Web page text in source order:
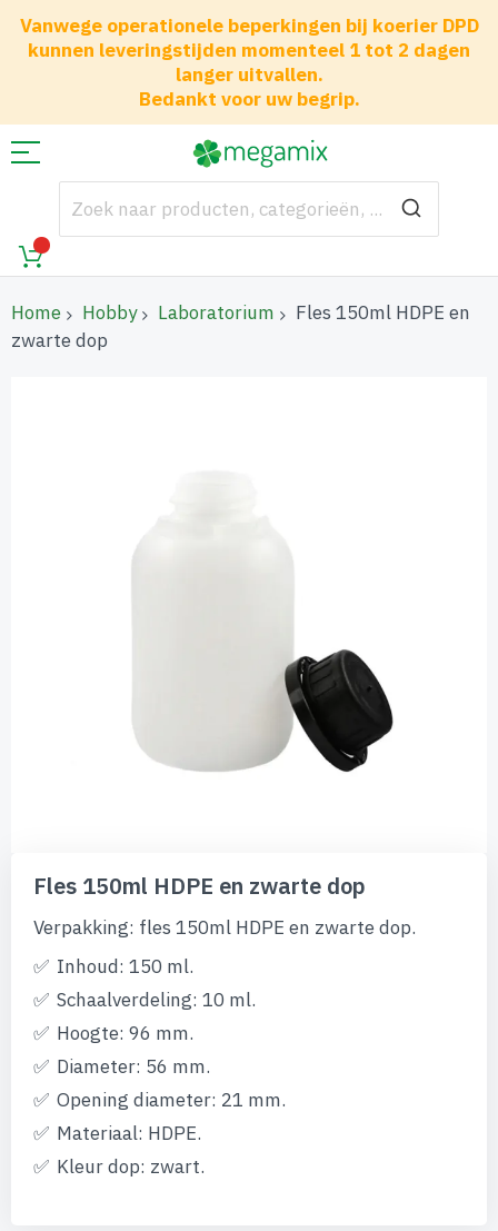
Vanwege operationele beperkingen bij koerier DPD
kunnen leveringstijden momenteel 1 tot 2 dagen
langer uitvallen.
Bedankt voor uw begrip.
Home Hobby Laboratorium
Fles 150ml HDPE en
zwarte dop
naar
begin
afbeeldingen-
gallerij
Fles 150ml HDPE en zwarte dop
Verpakking: fles 150ml HDPE en zwarte dop.
Inhoud: 150 ml.
Schaalverdeling: 10 ml.
Hoogte: 96 mm.
Diameter: 56 mm.
Opening diameter: 21 mm.
Materiaal: HDPE.
Kleur dop: zwart.